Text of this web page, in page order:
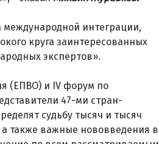
международной интеграции,
круга заинтересованных
экспертов».
(ЕПВО) и IV форум по
47-ми стран-
судьбу тысяч и тысяч
а также важные нововведения в